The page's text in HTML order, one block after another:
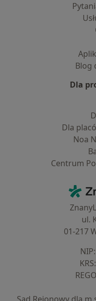
Blog
Dla
Dla
Noa
Centrum
ul.
01-217